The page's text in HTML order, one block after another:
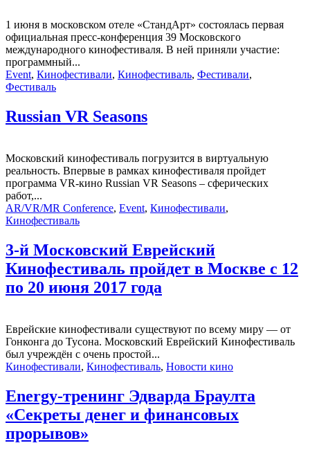
1 июня в московском отеле «СтандАрт» состоялась первая
официальная пресс-конференция 39 Московского
международного кинофестиваля. В ней приняли участие:
программный...
Event, Кинофестивали, Кинофестиваль, Фестивали,
Фестиваль
Russian VR Seasons
Московский кинофестиваль погрузится в виртуальную
реальность. Впервые в рамках кинофестиваля пройдет
программа VR-кино Russian VR Seasons – сферических
работ,...
AR/VR/MR Conference, Event, Кинофестивали,
Кинофестиваль
3-й Московский Еврейский
Кинофестиваль пройдет в Москве с 12
по 20 июня 2017 года
Еврейские кинофестивали существуют по всему миру — от
Гонконга до Тусона. Московский Еврейский Кинофестиваль
был учреждён с очень простой...
Кинофестивали, Кинофестиваль, Новости кино
Energy-тренинг Эдварда Браулта
«Секреты денег и финансовых
прорывов»